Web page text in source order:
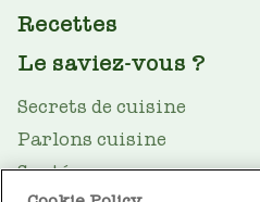
Recettes
Le saviez-vous ?
Secrets de cuisine
Parlons cuisine
Santé